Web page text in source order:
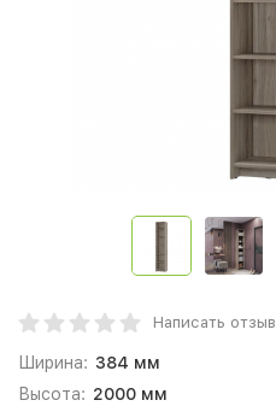
Написать отзыв
Ширина: 384 мм
Высота: 2000 мм